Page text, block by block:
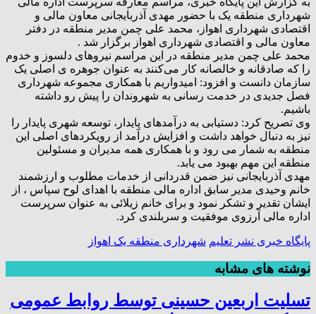
شهرداری منطقه یک با حضور مهدی آذربایجانی معاون مالی و
اقتصادی شهرداری اهواز، محمد علی چمن مدیر منطقه در دفتر
معاون مالی و اقتصادی شهرداری اهواز برگزار شد .
محمد علی چمن مدیر منطقه در این مراسم نیروهای دلسوز و خدوم
را که صادقانه و خالصانه کار می‌کنند به عنوان جوهره ی اصلی یک
سازمان دانست و افزود: امیدواریم با همکاری مجموعه شهرداری
فصل جدیدی در خدمت رسانی به شهروندان را پیش رو داشته
باشیم.
وی تصریح کرد: دستیابی به درآمدهای پایدار، توسعه شهری پایدار را
نیز به دنبال خواهد داشت و افزایش درآمد از رویکردهای اصلی این
منطقه به شمار می رود و با همکاری همه مدیران و مسئولین
منطقه این مهم بهبود می یابد.
مهدی آذربایجانی نیز ضمن قدردانی از خدمات مطلوب و ارزشمند
خانم وحیدی مدیر سابق اداره مالی منطقه با اهدای لوح سپاس ، از
ایشان تقدیر و تشکر نمود و برای خانم زیلائی به عنوان سرپرست
اداره مالی آرزوی موفقیت و سربلندی کرد.
پایگاه خبری نشر تعلیم شهرداری منطقه یک اهواز
نوشته های مشابه
تسلیت اربعین حسینی توسط روابط عمومی